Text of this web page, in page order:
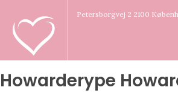
Petersborgvej 2 2100
Howarderype